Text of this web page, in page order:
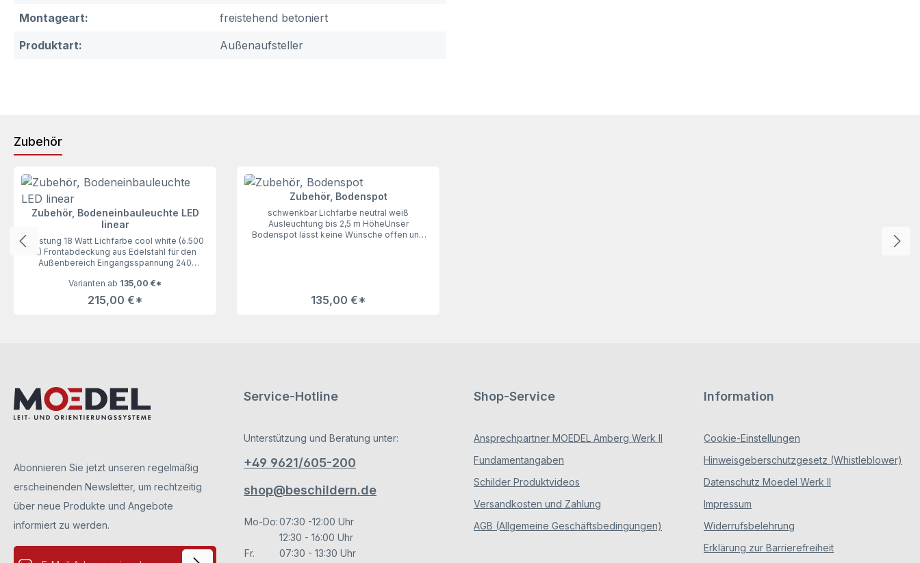
Montageart:
freistehend betoniert
Produktart:
Außenaufsteller
Zubehör
Produktgalerie überspringen
Zubehör, Bodeneinbauleuchte LED
linear
Leistung 18 Watt Lichfarbe cool white (6.500
K) Frontabdeckung aus Edelstahl für den
Außenbereich Eingangsspannung 240
keine Wünsche offen und bringt
gleichmäßiges Licht ins Dunkel.
Unerlässliches Zubehör für alle Schilder, die
Varianten ab 135,00 €*
215,00 €*
Zubehör, Bodenspot
schwenkbar Lichfarbe neutral weiß
Ausleuchtung bis 2,5 m HöheUnser
Bodenspot lässt keine Wünsche offen und
135,00 €*
Abonnieren Sie jetzt unseren regelmäßig
erscheinenden Newsletter, um rechtzeitig
über neue Produkte und Angebote
informiert zu werden.
E-Mail-Adresse*
Service-Hotline
Unterstützung und Beratung unter:
+49 9621/605-200
shop@beschildern.de
Mo-Do:07:30 -12:00 Uhr
12:30 - 16:00 Uhr
Fr.
07:30 - 13:30 Uhr
Shop-Service
Ansprechpartner MOEDEL Amberg Werk II
Fundamentangaben
Schilder Produktvideos
Versandkosten und Zahlung
AGB (Allgemeine Geschäftsbedingungen)
Information
Cookie-Einstellungen
Hinweisgeberschutzgesetz (Whistleblower)
Datenschutz Moedel Werk II
Impressum
Widerrufsbelehrung
Erklärung zur Barrierefreiheit